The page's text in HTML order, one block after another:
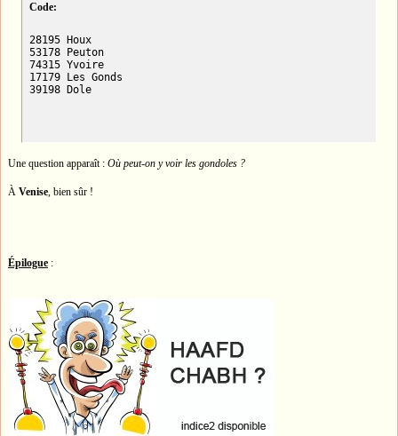
Code:
28195 Houx
53178 Peuton
74315 Yvoire
17179 Les Gonds
39198 Dole
Une question apparaît : Où peut-on y voir les gondoles ?
À Venise, bien sûr !
Épilogue :